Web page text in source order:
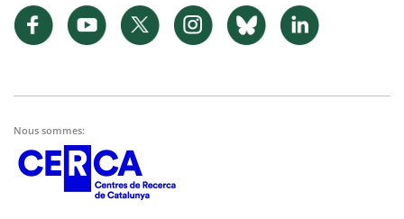
Nous sommes: